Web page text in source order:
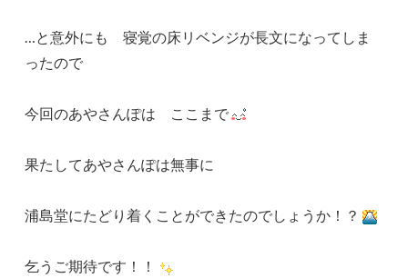
…と意外にも 寝覚の床リベンジが長文になってしま
ったので
今回のあやさんぽは ここまで
果たしてあやさんぽは無事に
浦島堂にたどり着くことができたのでしょうか！？
乞うご期待です！！